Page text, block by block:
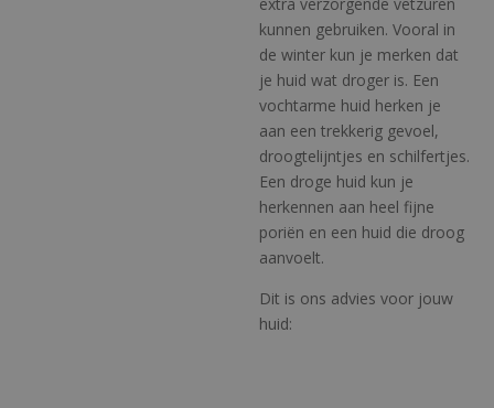
kunnen gebruiken. Vooral in
de winter kun je merken dat
je huid wat droger is. Een
vochtarme huid herken je
aan een trekkerig gevoel,
droogtelijntjes en schilfertjes.
Een droge huid kun je
herkennen aan heel fijne
poriën en een huid die droog
aanvoelt.
Dit is ons advies voor jouw
huid: